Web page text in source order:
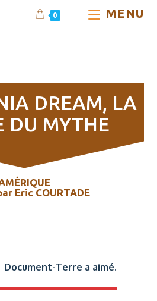
0 MENU
DREAM, LA
DU MYTHE
Eric COURTADE
Document-Terre a aimé.